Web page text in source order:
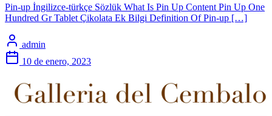
Pin-up İngilizce-türkçe Sözlük What Is Pin Up Content Pin Up One
Hundred Gr Tablet Çikolata Ek Bilgi Definition Of Pin-up […]
admin
10 de enero, 2023